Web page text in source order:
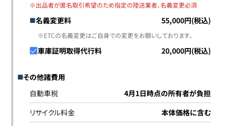
※出品者が匿名取引希望のため指定の陸送業者、名義変更必須
名義変更料 55,000円(税込)
※ETCの名義変更はご自身での変更をお願いしております。
車庫証明取得代行料 20,000円(税込)
その他諸費用
自動車税
4月1日時点の所有者が負担
リサイクル料金
本体価格に含む